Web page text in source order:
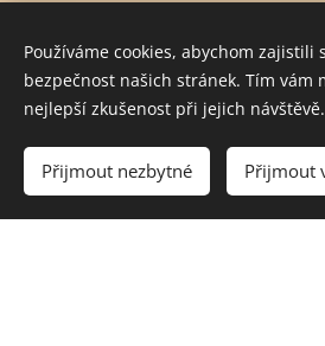
Do
Používáme cookies, abychom zajistili
bezpečnost našich stránek. Tím vám
nejlepší zkušenost při jejich návštěvě.
Přijmout nezbytné Přijmout